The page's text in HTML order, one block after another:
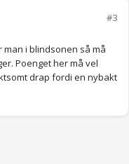
#3
i blindsonen så må
Poenget her må vel
drap fordi en nybakt